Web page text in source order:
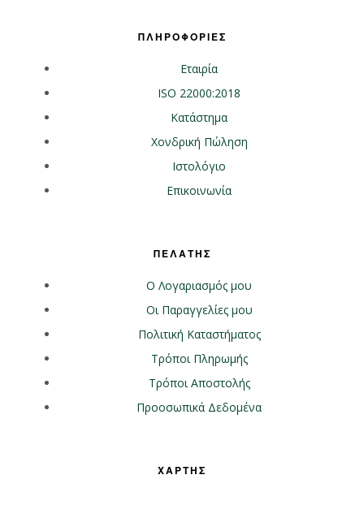
ΠΛΗΡΟΦΟΡΙΕΣ
Εταιρία
ISO 22000:2018
Κατάστημα
Χονδρική Πώληση
Ιστολόγιο
Επικοινωνία
ΠΕΛΑΤΗΣ
Ο Λογαριασμός μου
Οι Παραγγελίες μου
Πολιτική Καταστήματος
Τρόποι Πληρωμής
Τρόποι Αποστολής
Προοσωπικά Δεδομένα
ΧΑΡΤΗΣ